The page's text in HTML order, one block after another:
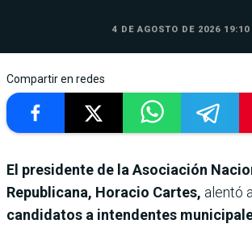
4 DE AGOSTO DE 2026 19:10
Compartir en redes
El presidente de la Asociación
Republicana, Horacio Cartes, alentó
candidatos a intendentes